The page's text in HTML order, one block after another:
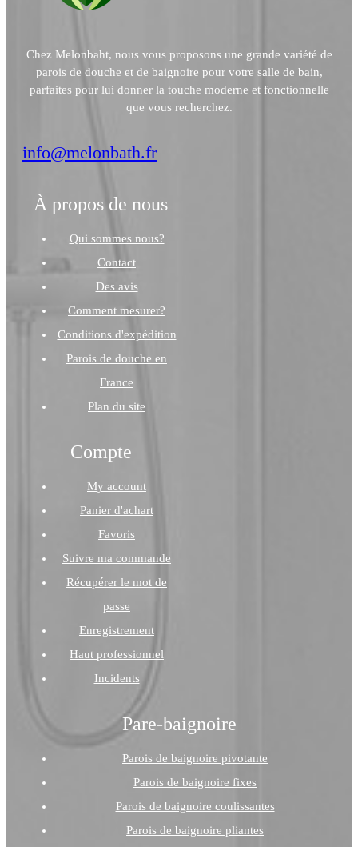
Chez Melonbaht, nous vous proposons une grande variété de
parois de douche et de baignoire pour votre salle de bain,
parfaites pour lui donner la touche moderne et fonctionnelle
que vous recherchez.
info@melonbath.fr
À propos de nous
Qui sommes nous?
Contact
Des avis
Comment mesurer?
Conditions d'expédition
Parois de douche en
France
Plan du site
Compte
My account
Panier d'achart
Favoris
Suivre ma commande
Récupérer le mot de
passe
Enregistrement
Haut professionnel
Incidents
Pare-baignoire
Parois de baignoire pivotante
Parois de baignoire fixes
Parois de baignoire coulissantes
Parois de baignoire pliantes